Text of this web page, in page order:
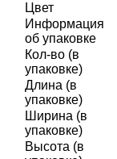
Цвет
Информация
об упаковке
Кол-во (в
упаковке)
Длина (в
упаковке)
Ширина (в
упаковке)
Высота (в